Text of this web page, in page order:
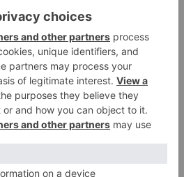
Nº 3 de Burgos.
robo vivienda
grado